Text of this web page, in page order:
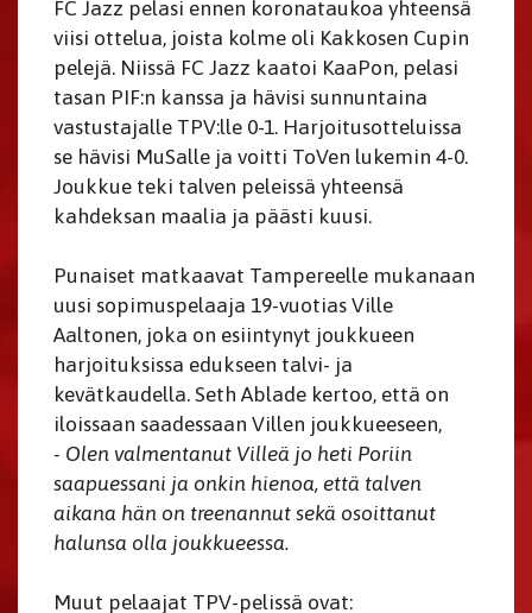
FC Jazz pelasi ennen koronataukoa yhteensä
viisi ottelua, joista kolme oli Kakkosen Cupin
pelejä. Niissä FC Jazz kaatoi KaaPon, pelasi
tasan PIF:n kanssa ja hävisi sunnuntaina
vastustajalle TPV:lle 0-1. Harjoitusotteluissa
se hävisi MuSalle ja voitti ToVen lukemin 4-0.
Joukkue teki talven peleissä yhteensä
kahdeksan maalia ja päästi kuusi.
Punaiset matkaavat Tampereelle mukanaan
uusi sopimuspelaaja 19-vuotias Ville
Aaltonen, joka on esiintynyt joukkueen
harjoituksissa edukseen talvi- ja
kevätkaudella. Seth Ablade kertoo, että on
iloissaan saadessaan Villen joukkueeseen,
- Olen valmentanut Villeä jo heti Poriin
saapuessani ja onkin hienoa, että talven
aikana hän on treenannut sekä osoittanut
halunsa olla joukkueessa.
Muut pelaajat TPV-pelissä ovat: